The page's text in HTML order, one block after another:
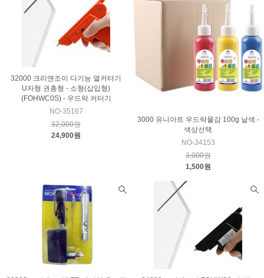
32000 크리앤조이 다기능 열커터기
U자형 권총형 - 소형(삽입형)
(FOHWC0S) - 우드락 커터기
NO-35167
32,000원
24,900원
3000 유니아트 우드락물감 100g 낱색 -
색상선택
NO-34153
3,000원
1,500원